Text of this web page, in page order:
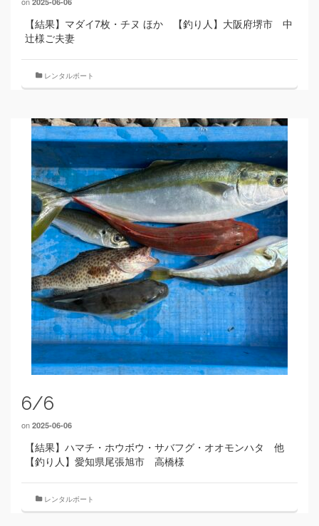
【結果】マダイ7枚・チヌ ほか 【釣り人】大阪府堺市 中
辻様ご夫妻
レンタルボート
6/6
on 2025-06-06
【結果】ハマチ・ホウボウ・サバフグ・オオモンハタ 他
【釣り人】愛知県尾張旭市 高橋様
レンタルボート